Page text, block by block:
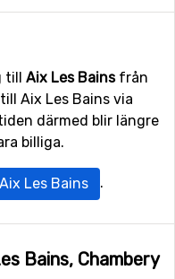
till Aix Les Bainsfrån
Aix Les Bains via
därmed blir längre
billiga.
Les Bains .
Bains, Chambery